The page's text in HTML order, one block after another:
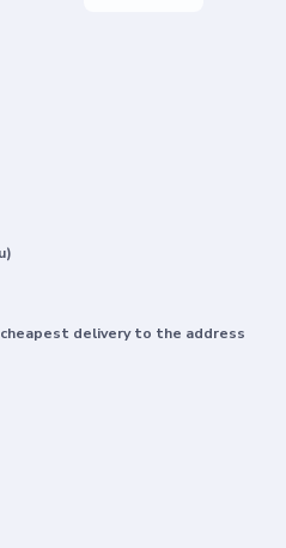
delivery to the address